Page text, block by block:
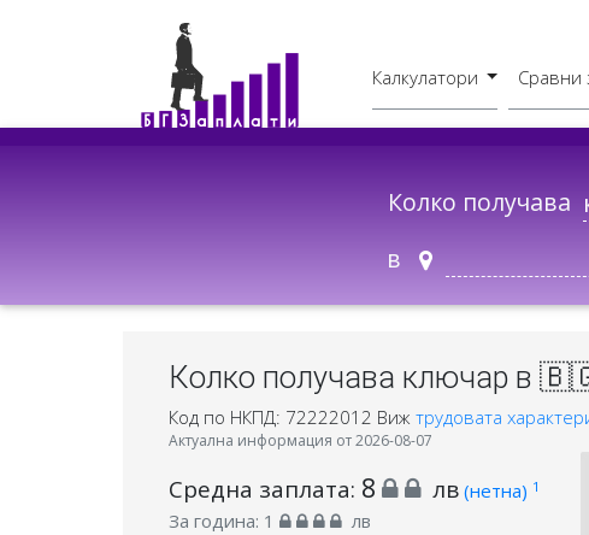
Калкулатори Сравни
Колко получава
в
Колко получава ключар в
Код по НКПД: 72222012 Виж трудовата
Актуална информация от 2026-08-07
Средна заплата: 8 лв (нетна) 1
За година: 1 лв